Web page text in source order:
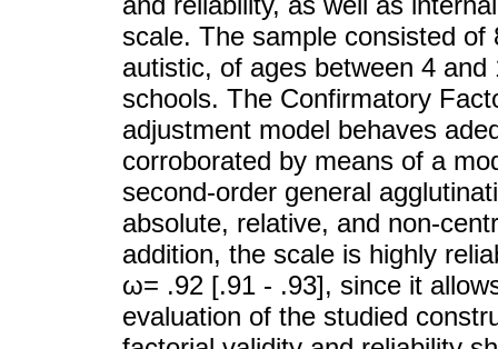
scale. The sample consisted
autistic, of ages between 4
schools. The Confirmatory
adjustment model behaves
corroborated by means of a
second-order general
absolute, relative, and non-
addition, the scale is highly
ω= .92 [.91 - .93], since it
evaluation of the studied